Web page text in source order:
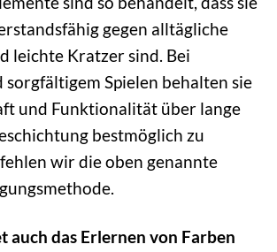
gegen alltägliche
leichte Kratzer sind. Bei
sorgfältigem Spielen behalten sie
und Funktionalität über lange
bestmöglich zu
wir die oben genannte
auch das Erlernen von Farben